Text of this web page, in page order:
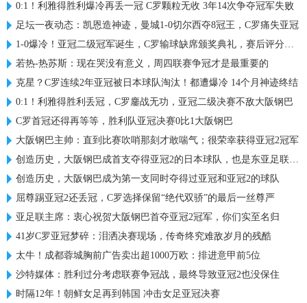
0:1！利雅得胜利爆冷再丢一冠 C罗颗粒无收 3年14次争夺冠军失败
足坛一夜动态：凯恩造神迹，曼城1-0切尔西夺8冠王，C罗痛失亚冠
1-0爆冷！亚冠二级冠军诞生，C罗输球缺席颁奖典礼，赛后评分出炉
若热-热苏斯：现在哭没有意义，周四联赛争冠才是最重要的
克星？C罗连续2年亚冠被日本球队淘汰！都遭爆冷 14个月神迹终结
0:1！利雅得胜利丢冠，C罗鏖战无功，亚冠二级决赛不敌大阪钢巴
C罗首冠还得再等等，胜利队亚冠决赛0比1大阪钢巴
大阪钢巴主帅：直到比赛吹哨那刻才敢喘气；很荣幸获得亚冠2冠军
创造历史，大阪钢巴成首支夺得亚冠2的日本球队，也是东亚足联首队
创造历史，大阪钢巴成为第一支同时夺得过亚冠和亚冠2的球队
屈尊踢亚冠2还丢冠，C罗选择保留“绝代双骄”的最后一丝尊严
亚足联主席：衷心祝贺大阪钢巴首夺亚冠2冠军，你们实至名归
41岁C罗亚冠梦碎：泪洒决赛现场，传奇终究难敌岁月的残酷
太牛！成都蓉城胸前广告卖出超1000万欧：排进意甲前5位
沙特媒体：胜利过分考虑联赛争冠战，最终导致亚冠2也没保住
时隔12年！朝鲜女足再到韩国 冲击女足亚冠决赛